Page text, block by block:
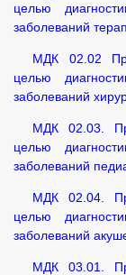
целью
заболеваний
МДК 02.02
целью
заболеваний
МДК 02.03.
целью
заболеваний
МДК 02.04.
целью
заболеваний
МДК 03.01.